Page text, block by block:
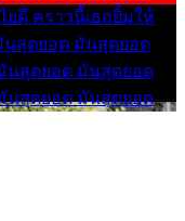
ยดี คราวนี้เธอยิ้มให้
นสุดยอด มันสุดยอด
นสุดยอด มันสุดยอด
นสุดยอด มันสุดยอด